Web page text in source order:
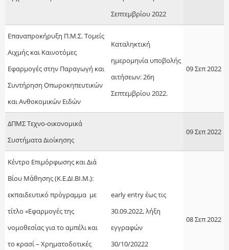
Σεπτεμβρίου 2022
Επαναπροκήρυξη Π.Μ.Σ. Τομείς
Αιχμής και Καινοτόμες
Εφαρμογές στην Παραγωγή και
Συντήρηση Οπωροκηπευτικών
και Ανθοκομικών Ειδών
Καταληκτική
ημερομηνία υποβολής
αιτήσεων: 26η
Σεπτεμβρίου 2022.
09 Σεπ 2022
ΔΠΜΣ Τεχνο-οικονομικά
Συστήματα Διοίκησης
09 Σεπ 2022
Κέντρο Επιμόρφωσης και Διά
Βίου Μάθησης (Κ.Ε.ΔΙ.ΒΙ.Μ.):
εκπαιδευτικό πρόγραμμα με
τίτλο «Εφαρμογές της
νομοθεσίας για το αμπέλι και
το κρασί – Χρηματοδοτικές
early entry έως τις
30.09.2022, λήξη
εγγραφών
30/10/20222
08 Σεπ 2022